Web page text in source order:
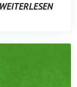
WEITERLESEN